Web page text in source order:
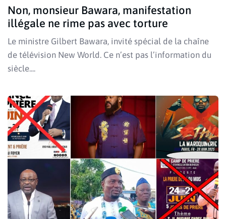
Non, monsieur Bawara, manifestation
illégale ne rime pas avec torture
Le ministre Gilbert Bawara, invité spécial de la chaîne
de télévision New World. Ce n’est pas l’information du
siècle....